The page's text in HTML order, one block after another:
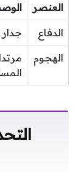
العنصر
الدفاع
الهجوم